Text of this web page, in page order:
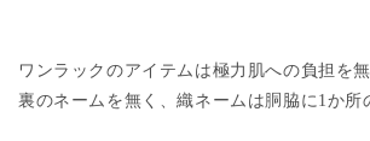
ワンラックのアイテムは極力肌への負担を
裏のネームを無く、織ネームは胴脇に1か所